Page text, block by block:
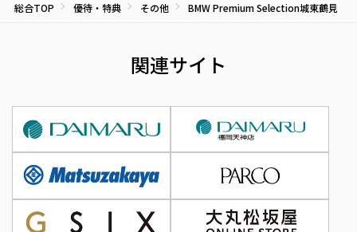
総合TOP 優待・特典 その他 BMW Premium Selection城東鶴見
関連サイト